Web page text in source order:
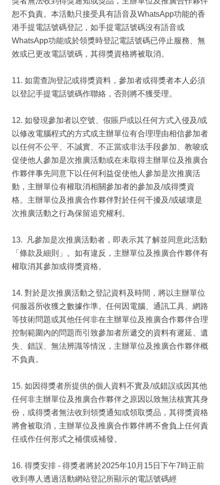
恕不負責。本活動只接受具有語音及WhatsApp功能的香
港手提電話號碼登記，如手提電話號碼沒有語音或
WhatsApp功能或於領獎時登記電話號碼已停止服務、無
效或已更改電話號碼，其得獎資格將被取消。
11. 如需查詢登記或得獎資料，參加者或得獎者本人必須
以登記手提電話號碼作聯絡，否則將不獲受理。
12. 如發現參加者以空號、假賬戶或以任何方式入侵及/或
以修改電腦程式的方式或主辦單位有合理理由相信參加者
以任何不公平、不誠實、不正當或非法手段參加、教唆或
促使他人參加是次推廣活動或在未取得主辦單位及推廣合
作夥伴事先同意下以任何利益促使他人參加是次推廣活
動，主辦單位有權取消相關參加者的參加及/或得獎資
格。主辦單位及推廣合作夥伴對於任何干擾及/或破壞是
次推廣活動之行為保留追究權利。
13. 凡參加是次推廣活動者，即表示其了解並同意此活動
「條款及細則」。如有違反，主辦單位及推廣合作夥伴有
權取消其參加或得獎資格。
14. 對於是次推廣活動之登記資料及時間，將以主辦單位
伺服器所收獲之數據作準。任何因電腦、通訊工具、網路
等技術問題或其他任何非在主辦單位及推廣合作夥伴合理
控制範圍內的問題而引致參加者所遞交的資料有遲延、遺
失、錯誤、無法辨識等情況，主辦單位及推廣合作夥伴概
不負責。
15. 如因得獎者所提供的個人資料不實及/或錯誤或因其他
任何非主辦單位及推廣合作夥伴之原因以致無法核實其身
份，或得獎者無法收到領獎通知或領取獎品，其得獎資格
將會被取消，主辦單位及推廣合作夥伴將不會負上任何責
任或作任何形式之補償或補發。
16. 得獎安排 - 得獎者將於2025年10月15日下午7時正前
收到專人透過活動網站登記所顯示的電話號碼經